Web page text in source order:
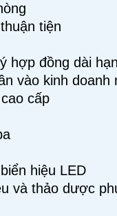
tiện
hợp đồng dài
vào kinh doanh
cấp
hiệu LED
và thảo dược